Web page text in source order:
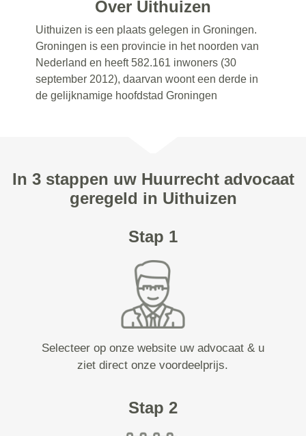
Over Uithuizen
Uithuizen is een plaats gelegen in Groningen.
Groningen is een provincie in het noorden van
Nederland en heeft 582.161 inwoners (30
september 2012), daarvan woont een derde in
de gelijknamige hoofdstad Groningen
In 3 stappen uw Huurrecht advocaat
geregeld in Uithuizen
Stap 1
Selecteer op onze website uw advocaat & u
ziet direct onze voordeelprijs.
Stap 2